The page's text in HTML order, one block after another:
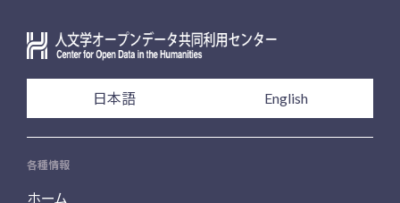
日本語 English
各種情報
ホーム